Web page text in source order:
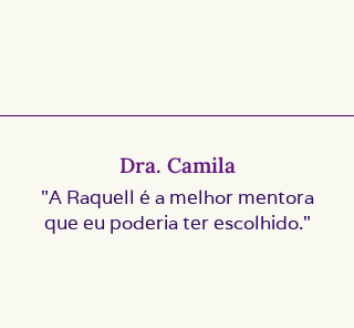
Dra. Camila
"A Raquell é a melhor mentora
que eu poderia ter escolhido."